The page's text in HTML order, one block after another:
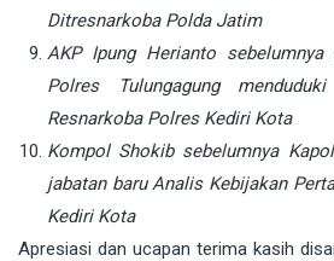
Ditresnarkoba Polda Jatim
AKP Ipung Herianto sebelumnya
Polres Tulungagung
Resnarkoba Polres Kediri Kota
Kompol Shokib sebelumnya
jabatan baru Analis Kebijakan
Kediri Kota
Apresiasi dan ucapan terima kasih